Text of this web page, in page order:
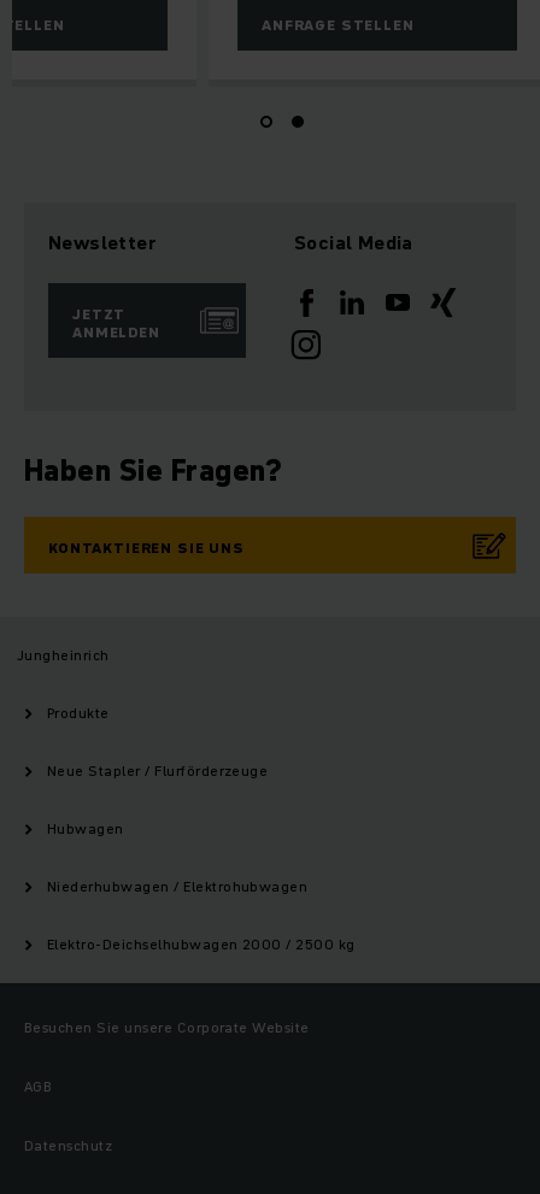
ANFRAGE STELLEN
Newsletter
JETZT
ANMELDEN
Social Media
Haben Sie Fragen?
KONTAKTIEREN SIE UNS
Jungheinrich
Produkte
Neue Stapler / Flurförderzeuge
Hubwagen
Niederhubwagen / Elektrohubwagen
Elektro-Deichselhubwagen 2000 / 2500 kg
Besuchen Sie unsere Corporate Website
AGB
Datenschutz